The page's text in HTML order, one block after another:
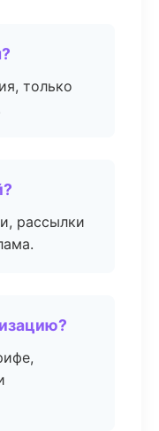
только
рассылки